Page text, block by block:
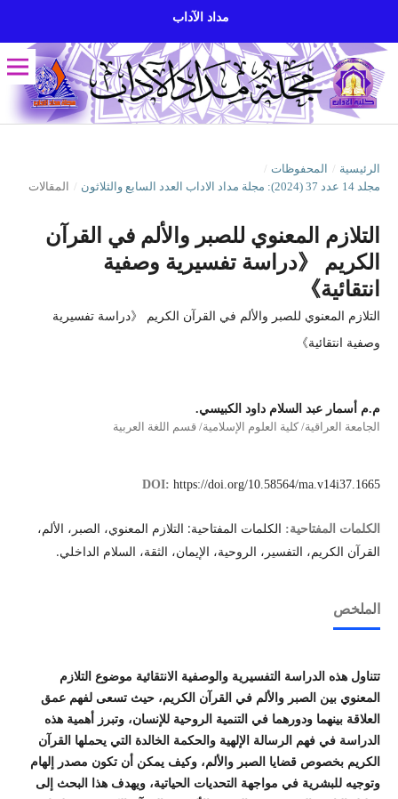
مداد الآداب
الرئيسية / المحفوظات /
مجلد 14 عدد 37 (2024): مجلة مداد الاداب العدد السابع والثلاثون
/ المقالات
التلازم المعنوي للصبر والألم في القرآن
الكريم 《دراسة تفسيرية وصفية
انتقائية》
التلازم المعنوي للصبر والألم في القرآن الكريم 《دراسة تفسيرية
وصفية انتقائية》
م.م أسمار عبد السلام داود الكبيسي.
الجامعة العراقية/ كلية العلوم الإسلامية/ قسم اللغة العربية
DOI:https://doi.org/10.58564/ma.v14i37.1665
الكلمات المفتاحية: الكلمات المفتاحية: التلازم المعنوي، الصبر، الألم،
القرآن الكريم، التفسير، الروحية، الإيمان، الثقة، السلام الداخلي.
الملخص
تتناول هذه الدراسة التفسيرية والوصفية الانتقائية موضوع التلازم
المعنوي بين الصبر والألم في القرآن الكريم، حيث تسعى لفهم عمق
العلاقة بينهما ودورهما في التنمية الروحية للإنسان، وتبرز أهمية هذه
الدراسة في فهم الرسالة الإلهية والحكمة الخالدة التي يحملها القرآن
الكريم بخصوص قضايا الصبر والألم، وكيف يمكن أن تكون مصدر إلهام
وتوجيه للبشرية في مواجهة التحديات الحياتية، ويهدف هذا البحث إلى